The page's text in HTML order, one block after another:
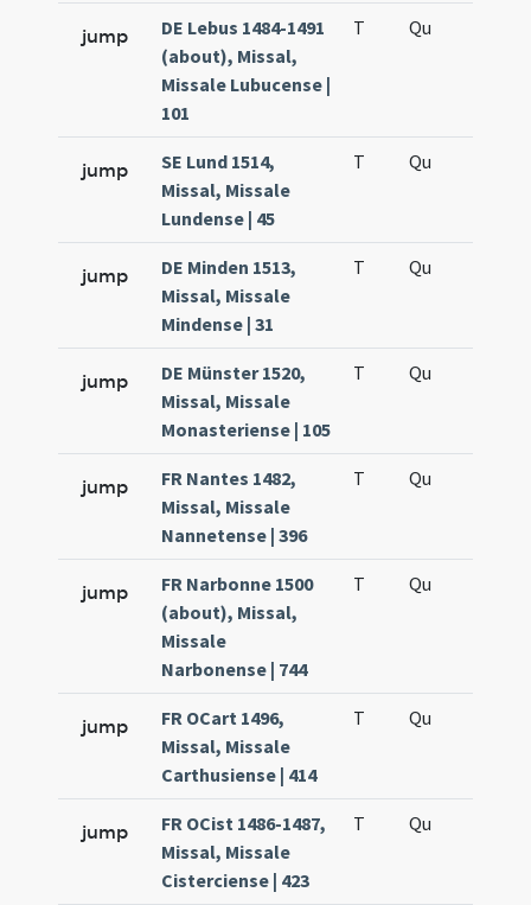
jump
DE Lebus 1484-1491
(about), Missal,
Missale Lubucense |
101
T Qu
jump
SE Lund 1514,
Missal, Missale
Lundense | 45
T Qu
jump
DE Minden 1513,
Missal, Missale
Mindense | 31
T Qu
jump
DE Münster 1520,
Missal, Missale
Monasteriense | 105
T Qu
jump
FR Nantes 1482,
Missal, Missale
Nannetense | 396
T Qu
jump
FR Narbonne 1500
(about), Missal,
Missale
Narbonense | 744
T Qu
jump
FR OCart 1496,
Missal, Missale
Carthusiense | 414
T Qu
jump
FR OCist 1486-1487,
Missal, Missale
Cisterciense | 423
T Qu